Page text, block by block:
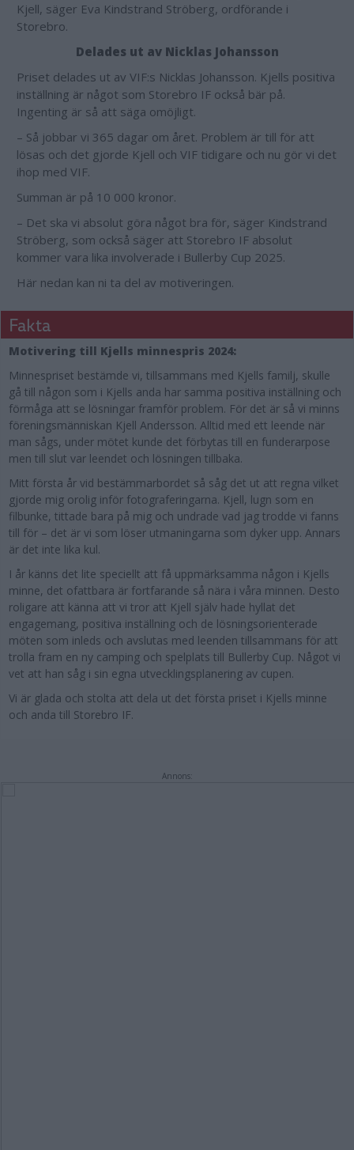
Kjell, säger Eva Kindstrand Ströberg, ordförande i
Storebro.
Delades ut av Nicklas Johansson
Priset delades ut av VIF:s Nicklas Johansson. Kjells positiva
inställning är något som Storebro IF också bär på.
Ingenting är så att säga omöjligt.
– Så jobbar vi 365 dagar om året. Problem är till för att
lösas och det gjorde Kjell och VIF tidigare och nu gör vi det
ihop med VIF.
Summan är på 10 000 kronor.
– Det ska vi absolut göra något bra för, säger Kindstrand
Ströberg, som också säger att Storebro IF absolut
kommer vara lika involverade i Bullerby Cup 2025.
Här nedan kan ni ta del av motiveringen.
Fakta
Motivering till Kjells minnespris 2024:
Minnespriset bestämde vi, tillsammans med Kjells familj, skulle
gå till någon som i Kjells anda har samma positiva inställning och
förmåga att se lösningar framför problem. För det är så vi minns
föreningsmänniskan Kjell Andersson. Alltid med ett leende när
man sågs, under mötet kunde det förbytas till en funderarpose
men till slut var leendet och lösningen tillbaka.
Mitt första år vid bestämmarbordet så såg det ut att regna vilket
gjorde mig orolig inför fotograferingarna. Kjell, lugn som en
filbunke, tittade bara på mig och undrade vad jag trodde vi fanns
till för – det är vi som löser utmaningarna som dyker upp. Annars
är det inte lika kul.
I år känns det lite speciellt att få uppmärksamma någon i Kjells
minne, det ofattbara är fortfarande så nära i våra minnen. Desto
roligare att känna att vi tror att Kjell själv hade hyllat det
engagemang, positiva inställning och de lösningsorienterade
möten som inleds och avslutas med leenden tillsammans för att
trolla fram en ny camping och spelplats till Bullerby Cup. Något vi
vet att han såg i sin egna utvecklingsplanering av cupen.
Vi är glada och stolta att dela ut det första priset i Kjells minne
och anda till Storebro IF.
Annons: